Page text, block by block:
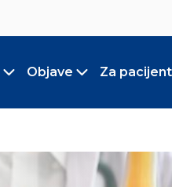
Toggle submenu
Objave
Toggle
Za